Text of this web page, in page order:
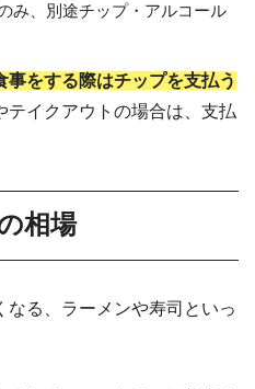
み、別途チップ・アルコール
をする際はチップを支払う
テイクアウトの場合は、支払
相場
る、ラーメンや寿司といっ